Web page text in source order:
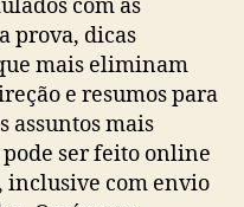
com as
prova, dicas
mais eliminam
e resumos para
assuntos mais
ser feito online
inclusive com envio